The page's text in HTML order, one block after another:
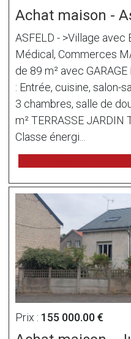
Achat maison -
ASFELD - >Village
Médical, Commerces
de 89 m² avec
: Entrée, cuisine, salon-
3 chambres, salle de
m² TERRASSE JARDIN
Classe énergi...
Prix : 155 000.00 €